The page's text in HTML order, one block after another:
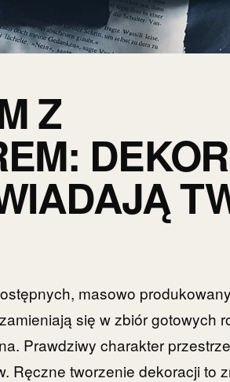
Z
masowo
się w zbiór gotowych
Prawdziwy charakter
Ręczne tworzenie dekoracji to